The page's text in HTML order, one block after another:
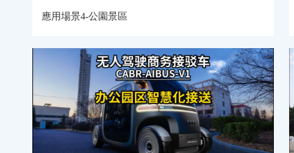
應用場景4-公園景區